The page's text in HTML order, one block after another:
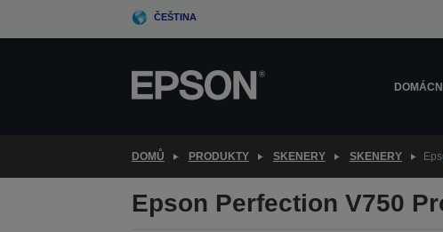
ČEŠTINA
DOMŮ PRODUKTY SKENERY SKENERY
Epson Perfection V750